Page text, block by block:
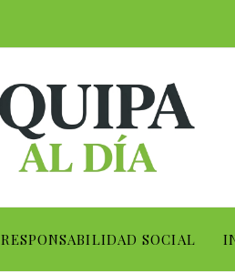
RESPONSABILIDAD SOCIAL